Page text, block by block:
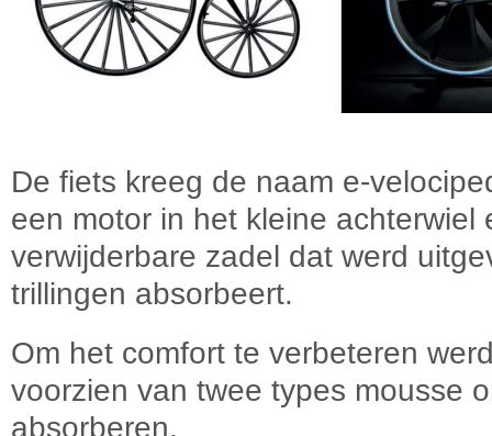
De fiets kreeg de naam e-
een motor in het kleine achterwiel
verwijderbare zadel dat werd
trillingen absorbeert.
Om het comfort te verbeteren
voorzien van twee types mousse
absorberen.